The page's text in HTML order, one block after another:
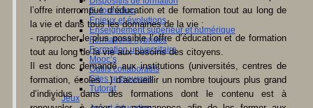
E- formation
Enjeux et évolutions
Enseignement supérieur et numérique
Formations hybrides
Formation universitaire
Mooc’s
Outils collaboratifs
Sites ressources
Tutorat
Jeux
l’offre interrompue d’éducation et de formation tout au long de
la vie et dans tous les domaines de la vie ;
- rapprocher le plus possible l’offre d’éducation et de formation
tout au long de la vie aux besoins des citoyens.
Il est donc demandé aux institutions (universités, centres de
formation, écoles…) d’accueillir un nombre toujours plus grand
d’individus dans des formations dont le contenu est à